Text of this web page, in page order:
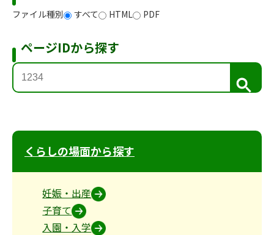
ファイル種別 すべて HTML PDF
ページIDから探す
検
索
くらしの場面から探す
妊娠・出産
子育て
入園・入学